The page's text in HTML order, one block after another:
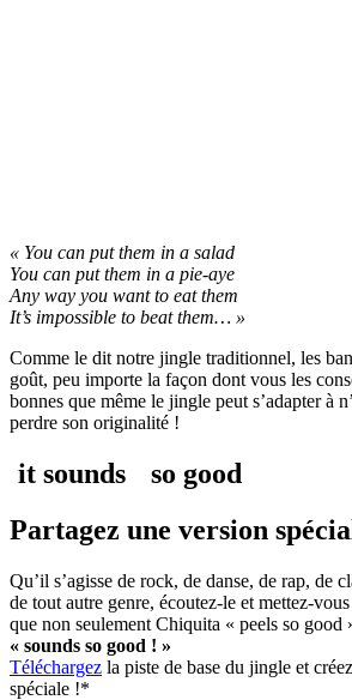
« You can put them in a salad
You can put them in a pie-aye
Any way you want to eat them
It’s impossible to beat them… »
Comme le dit notre jingle traditionnel, les
goût, peu importe la façon dont vous les
bonnes que même le jingle peut s’adapter à
perdre son originalité !
it sounds
so good
Partagez une version
Qu’il s’agisse de rock, de danse, de rap, de
de tout autre genre, écoutez-le et mettez-
que non seulement Chiquita « peels so good
« sounds so good ! »
Téléchargez la piste de base du jingle et
spéciale !*